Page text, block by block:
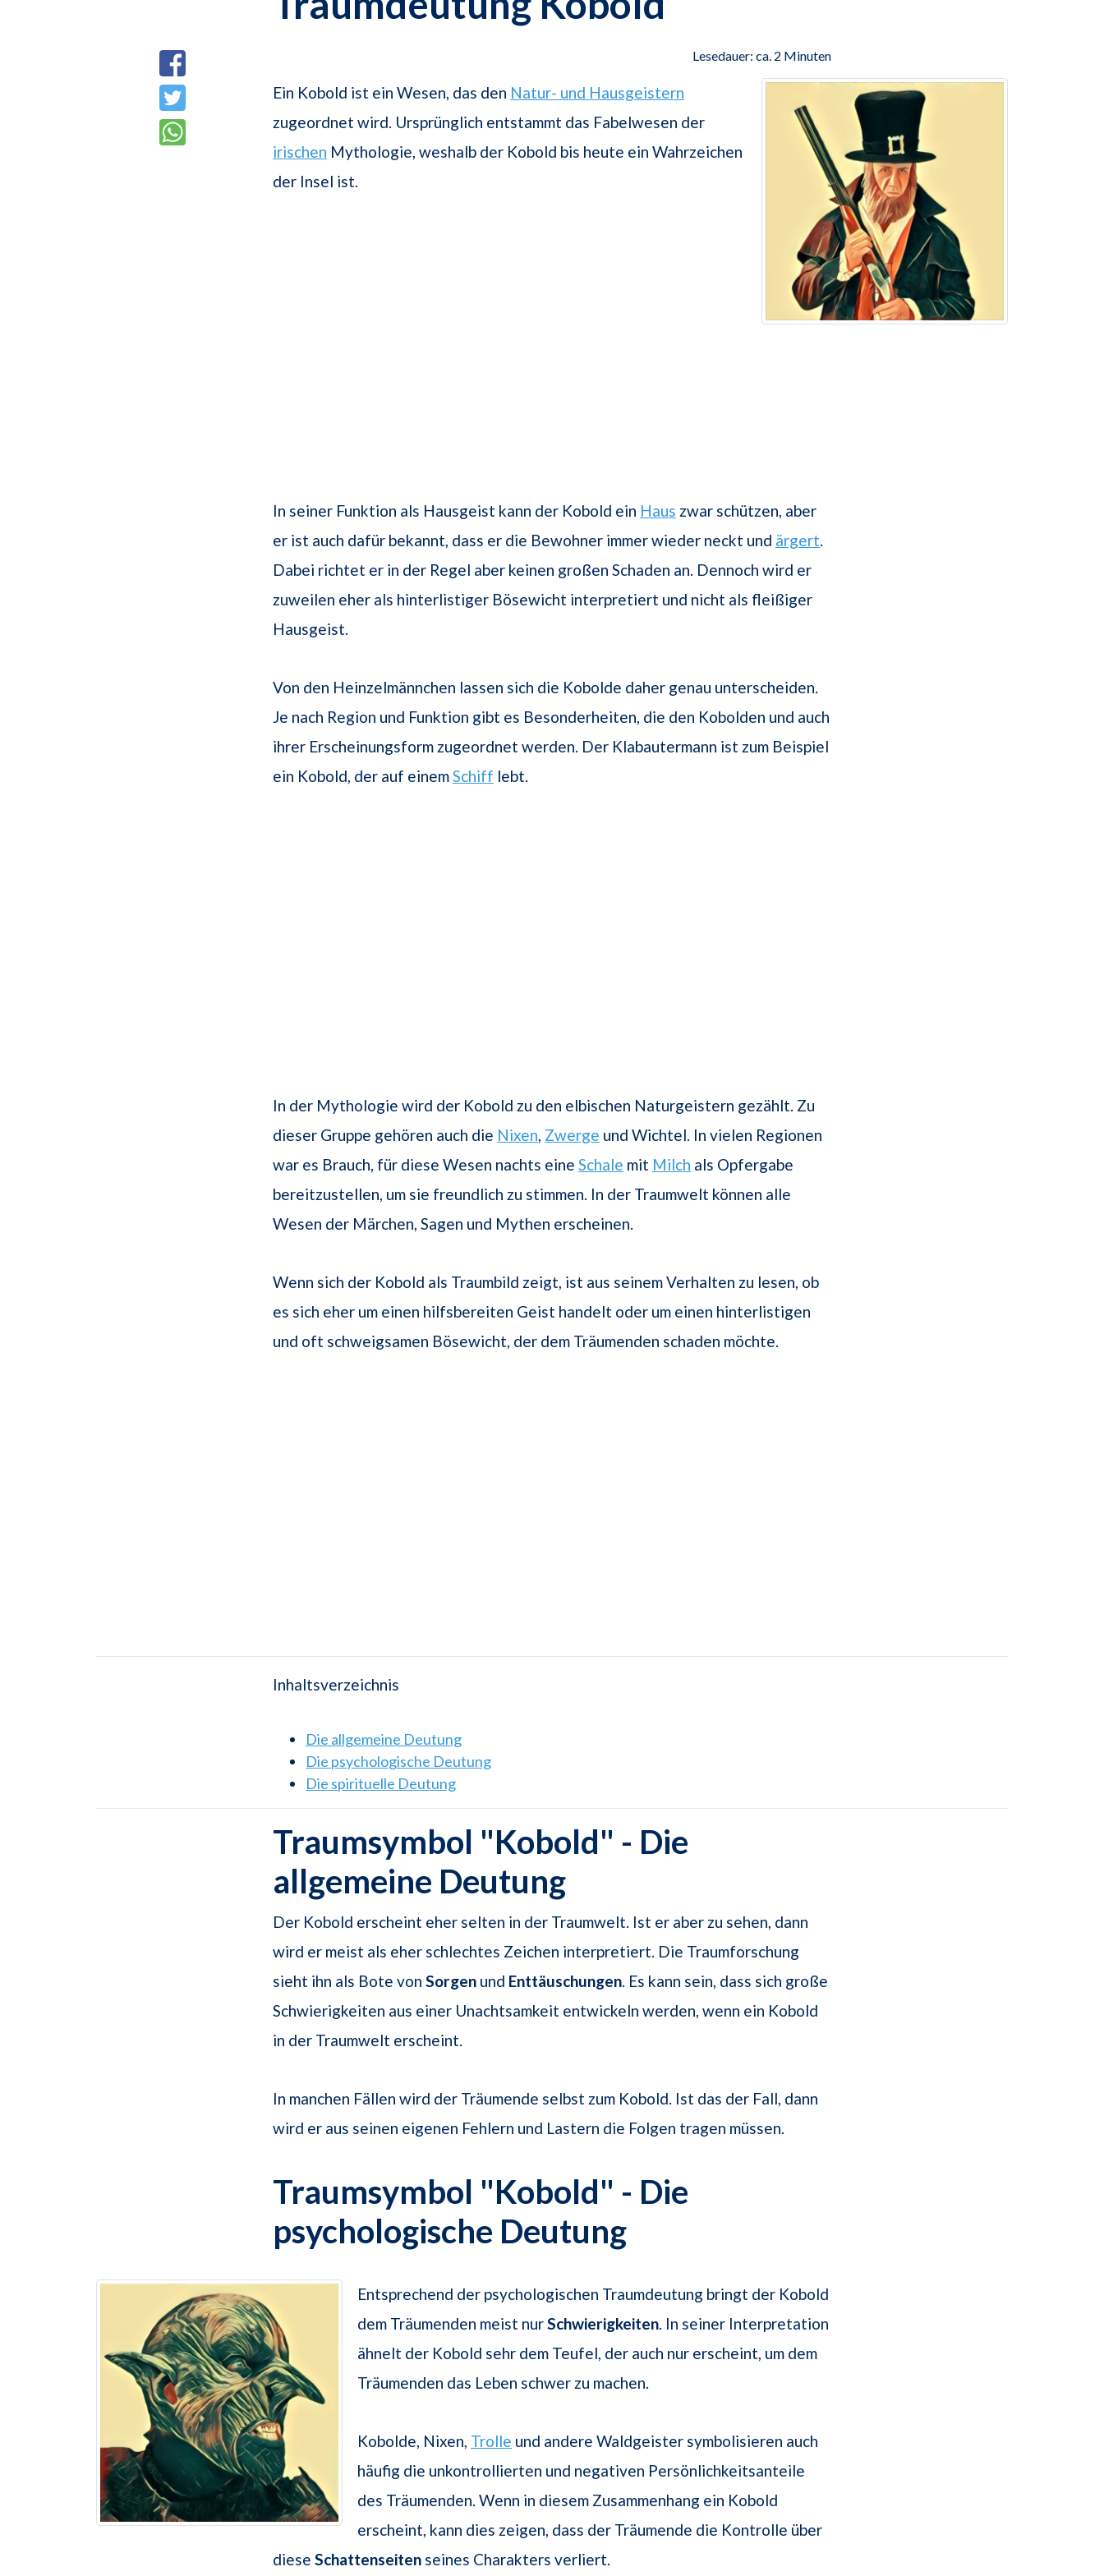
Lesedauer: ca. 2 Minuten
Ein Kobold ist ein Wesen, das den Natur- und Hausgeistern
zugeordnet wird. Ursprünglich entstammt das Fabelwesen der
irischen Mythologie, weshalb der Kobold bis heute ein Wahrzeichen
der Insel ist.
In seiner Funktion als Hausgeist kann der Kobold ein Haus zwar schützen, aber
er ist auch dafür bekannt, dass er die Bewohner immer wieder neckt und ärgert.
Dabei richtet er in der Regel aber keinen großen Schaden an. Dennoch wird er
zuweilen eher als hinterlistiger Bösewicht interpretiert und nicht als fleißiger
Hausgeist.
Von den Heinzelmännchen lassen sich die Kobolde daher genau unterscheiden.
Je nach Region und Funktion gibt es Besonderheiten, die den Kobolden und auch
ihrer Erscheinungsform zugeordnet werden. Der Klabautermann ist zum Beispiel
ein Kobold, der auf einemSchiff lebt.
In der Mythologie wird der Kobold zu den elbischen Naturgeistern gezählt. Zu
dieser Gruppe gehören auch die Nixen, Zwerge und Wichtel. In vielen Regionen
war es Brauch, für diese Wesen nachts eine Schale mit Milch als Opfergabe
bereitzustellen, um sie freundlich zu stimmen. In der Traumwelt können alle
Wesen der Märchen, Sagen und Mythen erscheinen.
Wenn sich der Kobold als Traumbild zeigt, ist aus seinem Verhalten zu lesen, ob
es sich eher um einen hilfsbereiten Geist handelt oder um einen hinterlistigen
und oft schweigsamen Bösewicht, der dem Träumenden schaden möchte.
Inhaltsverzeichnis
Die allgemeine Deutung
Die psychologische Deutung
Die spirituelle Deutung
Traumsymbol "Kobold" - Die
allgemeine Deutung
Der Kobold erscheint eher selten in der Traumwelt. Ist er aber zu sehen, dann
wird er meist als eher schlechtes Zeichen interpretiert. Die Traumforschung
sieht ihn als Bote von Sorgen und Enttäuschungen. Es kann sein, dass sich große
Schwierigkeiten aus einer Unachtsamkeit entwickeln werden, wenn ein Kobold
in der Traumwelt erscheint.
In manchen Fällen wird der Träumende selbst zum Kobold. Ist das der Fall, dann
wird er aus seinen eigenen Fehlern und Lastern die Folgen tragen müssen.
Traumsymbol "Kobold" - Die
psychologische Deutung
Entsprechend der psychologischen Traumdeutung bringt der Kobold
dem Träumenden meist nurSchwierigkeiten. In seiner Interpretation
ähnelt der Kobold sehr dem Teufel, der auch nur erscheint, um dem
Träumenden das Leben schwer zu machen.
Kobolde, Nixen, Trolle und andere Waldgeister symbolisieren auch
häufig die unkontrollierten und negativen Persönlichkeitsanteile
des Träumenden. Wenn in diesem Zusammenhang ein Kobold
erscheint, kann dies zeigen, dass der Träumende die Kontrolle über
diese Schattenseiten seines Charakters verliert.